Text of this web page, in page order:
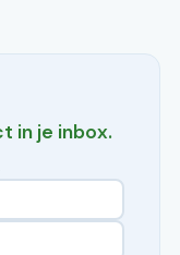
in je inbox.